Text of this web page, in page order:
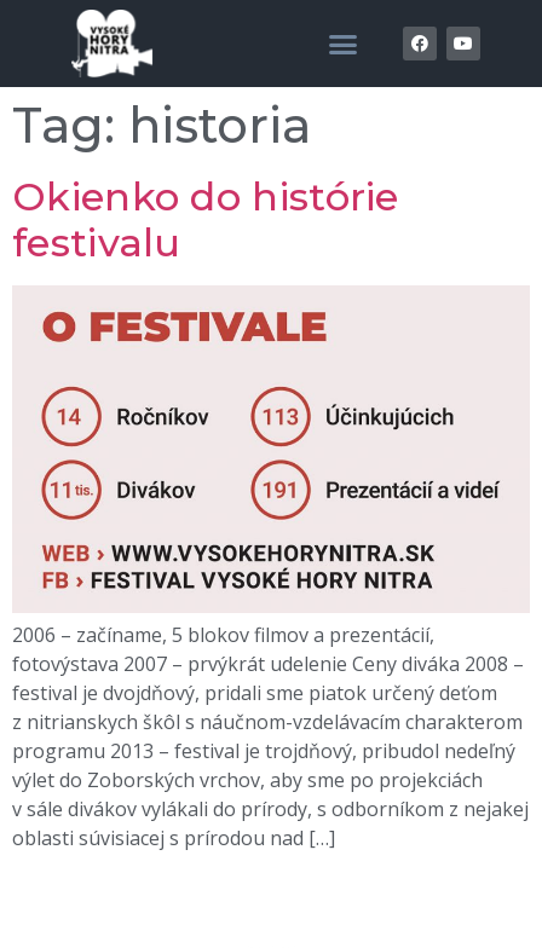
Tag: historia
Okienko do histórie
festivalu
2006 – začíname, 5 blokov filmov a prezentácií,
fotovýstava 2007 – prvýkrát udelenie Ceny diváka 2008 –
festival je dvojdňový, pridali sme piatok určený deťom
z nitrianskych škôl s náučnom-vzdelávacím charakterom
programu 2013 – festival je trojdňový, pribudol nedeľný
výlet do Zoborských vrchov, aby sme po projekciách
v sále divákov vylákali do prírody, s odborníkom z nejakej
oblasti súvisiacej s prírodou nad […]